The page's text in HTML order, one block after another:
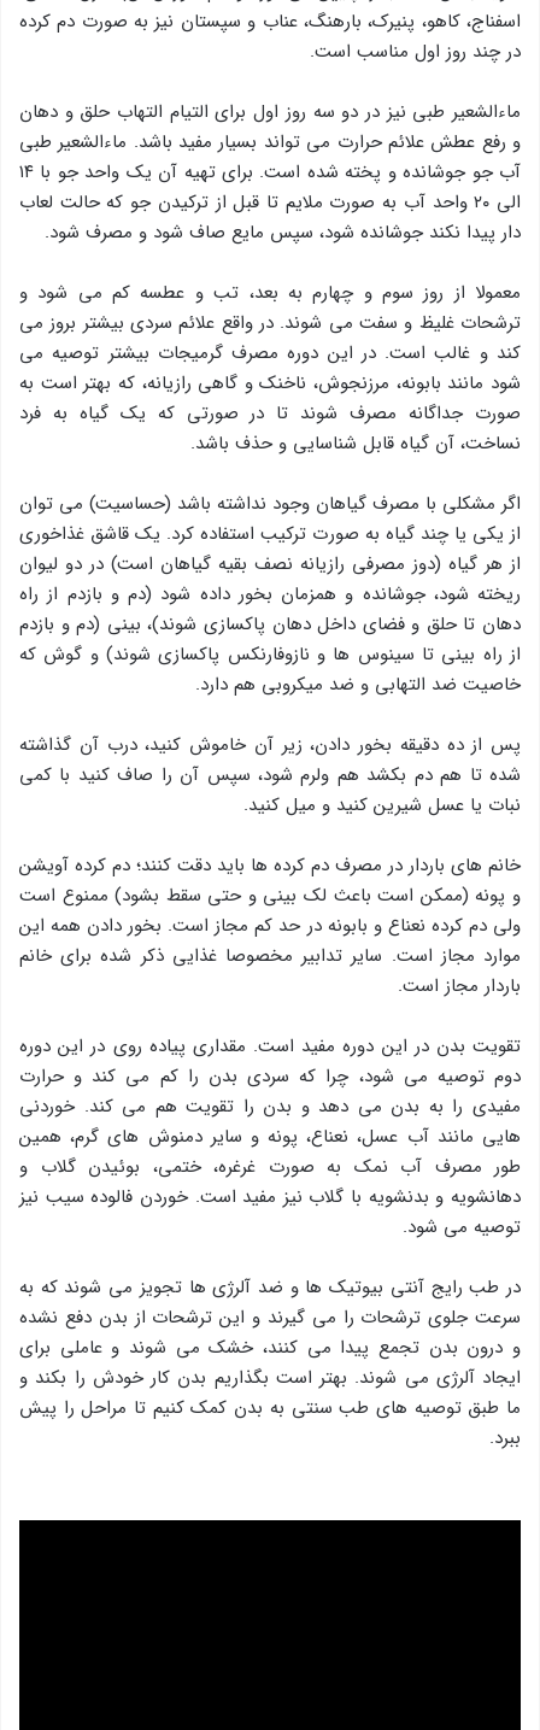
اسفناج، کاهو، پنیرک، بارهنگ، عناب و سپستان نیز به صورت دم کرده
در چند روز اول مناسب است.
ماءالشعیر طبی نیز در دو سه روز اول برای التیام التهاب حلق و دهان
و رفع عطش علائم حرارت می تواند بسیار مفید باشد. ماءالشعیر طبی
آب جو جوشانده و پخته شده است. برای تهیه آن یک واحد جو با ۱۴
الی ۲۰ واحد آب به صورت ملایم تا قبل از ترکیدن جو که حالت لعاب
دار پیدا نکند جوشانده شود، سپس مایع صاف شود و مصرف شود.
معمولا از روز سوم و چهارم به بعد، تب و عطسه کم می شود و
ترشحات غلیظ و سفت می شوند. در واقع علائم سردی بیشتر بروز می
کند و غالب است. در این دوره مصرف گرمیجات بیشتر توصیه می
شود مانند بابونه، مرزنجوش، ناخنک و گاهی رازیانه، که بهتر است به
صورت جداگانه مصرف شوند تا در صورتی که یک گیاه به فرد
نساخت، آن گیاه قابل شناسایی و حذف باشد.
اگر مشکلی با مصرف گیاهان وجود نداشته باشد (حساسیت) می توان
از یکی یا چند گیاه به صورت ترکیب استفاده کرد. یک قاشق غذاخوری
از هر گیاه (دوز مصرفی رازیانه نصف بقیه گیاهان است) در دو لیوان
ریخته شود، جوشانده و همزمان بخور داده شود (دم و بازدم از راه
دهان تا حلق و فضای داخل دهان پاکسازی شوند)، بینی (دم و بازدم
از راه بینی تا سینوس ها و نازوفارنکس پاکسازی شوند) و گوش که
خاصیت ضد التهابی و ضد میکروبی هم دارد.
پس از ده دقیقه بخور دادن، زیر آن خاموش کنید، درب آن گذاشته
شده تا هم دم بکشد هم ولرم شود، سپس آن را صاف کنید با کمی
نبات یا عسل شیرین کنید و میل کنید.
خانم های باردار در مصرف دم کرده ها باید دقت کنند؛ دم کرده آویشن
و پونه (ممکن است باعث لک بینی و حتی سقط بشود) ممنوع است
ولی دم کرده نعناع و بابونه در حد کم مجاز است. بخور دادن همه این
موارد مجاز است. سایر تدابیر مخصوصا غذایی ذکر شده برای خانم
باردار مجاز است.
تقویت بدن در این دوره مفید است. مقداری پیاده روی در این دوره
دوم توصیه می شود، چرا که سردی بدن را کم می کند و حرارت
مفیدی را به بدن می دهد و بدن را تقویت هم می کند. خوردنی
هایی مانند آب عسل، نعناع، پونه و سایر دمنوش های گرم، همین
طور مصرف آب نمک به صورت غرغره، ختمی، بوئیدن گلاب و
دهانشویه و بدنشویه با گلاب نیز مفید است. خوردن فالوده سیب نیز
توصیه می شود.
در طب رایج آنتی بیوتیک ها و ضد آلرژی ها تجویز می شوند که به
سرعت جلوی ترشحات را می گیرند و این ترشحات از بدن دفع نشده
و درون بدن تجمع پیدا می کنند، خشک می شوند و عاملی برای
ایجاد آلرژی می شوند. بهتر است بگذاریم بدن کار خودش را بکند و
ما طبق توصیه های طب سنتی به بدن کمک کنیم تا مراحل را پیش
ببرد.